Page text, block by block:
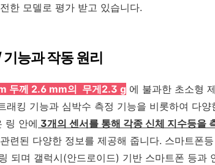
한 모델로 평가 받고 있습니다.
능과 작동 원리
두께 2.6 mm의 무게2.3 g 에 불과한 초소형
래킹 기능과 심박수 측정 기능을 비롯하여 다
링 안에 3개의 센서를 통해 각종 신체 지수등을
련된 다양한 정보를 제공해 줍니다. 스마트폰
되며 갤럭시(안드로이드) 기반 스마트폰 등과